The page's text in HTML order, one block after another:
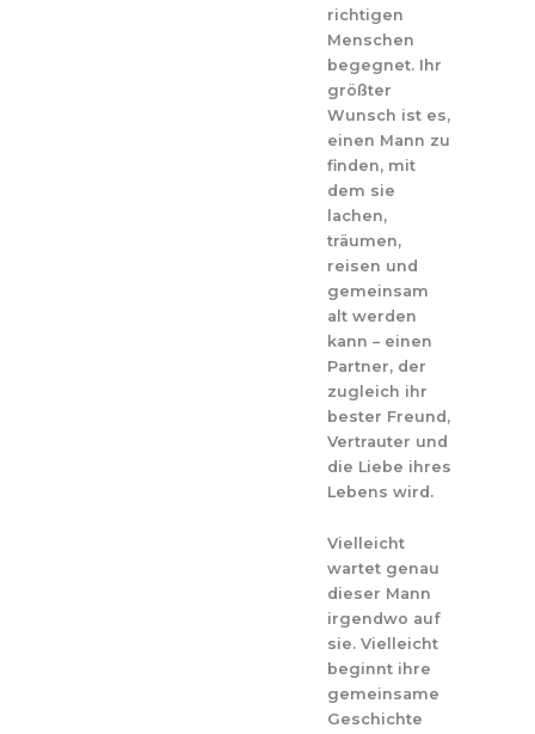
richtigen
Menschen
begegnet. Ihr
größter
Wunsch ist es,
einen Mann zu
finden, mit
dem sie
lachen,
träumen,
reisen und
gemeinsam
alt werden
kann – einen
Partner, der
zugleich ihr
bester Freund,
Vertrauter und
die Liebe ihres
Lebens wird.
Vielleicht
wartet genau
dieser Mann
irgendwo auf
sie. Vielleicht
beginnt ihre
gemeinsame
Geschichte